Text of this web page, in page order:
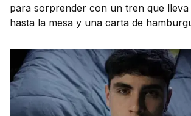
para sorprender con un tren que lleva
hasta la mesa y una carta de